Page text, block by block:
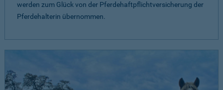
werden zum Glück von der Pferdehaftpflichtversicherung der
Pferdehalterin übernommen.